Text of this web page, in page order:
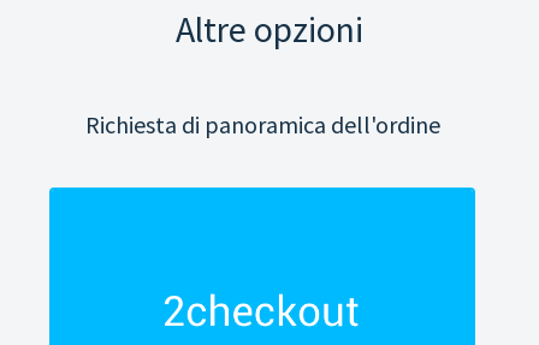
Altre opzioni
Richiesta di panoramica dell'ordine